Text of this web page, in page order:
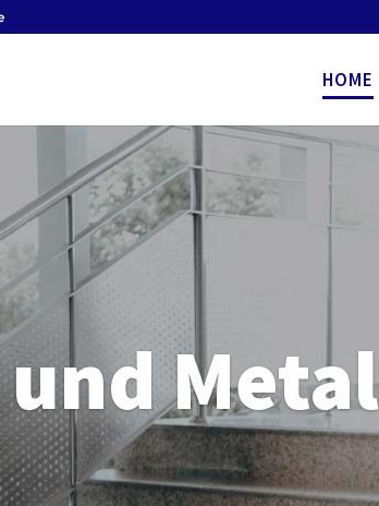
der Webseite zu verbessen. Durch den Besuch
HOME